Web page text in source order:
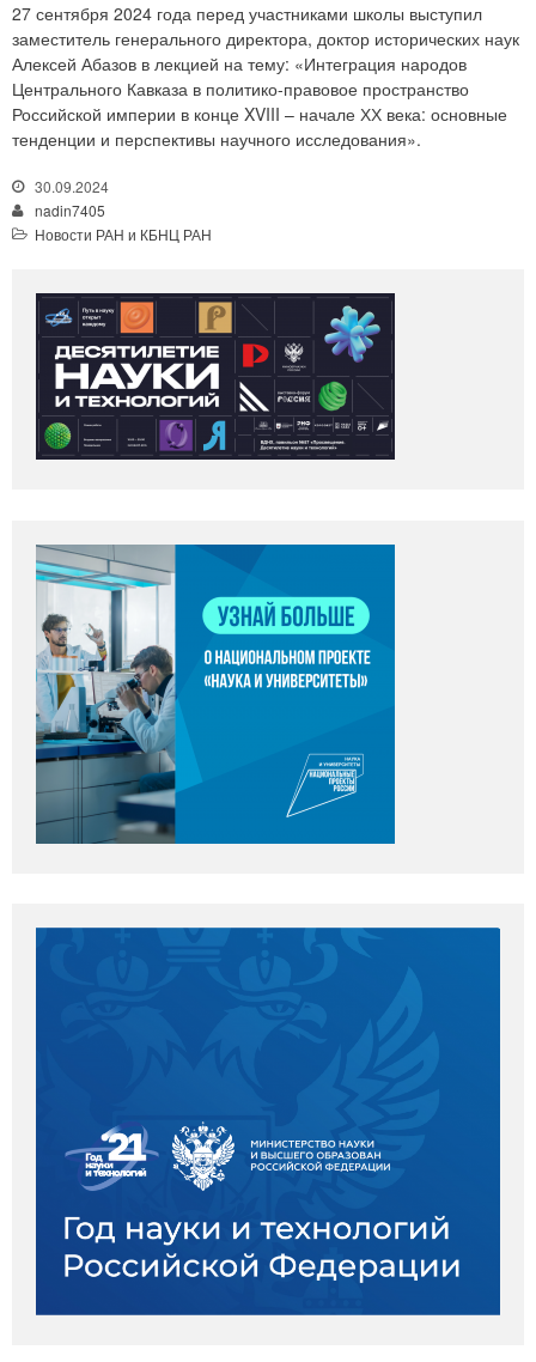
27 сентября 2024 года перед участниками школы выступил
заместитель генерального директора, доктор исторических наук
Алексей Абазов в лекцией на тему: «Интеграция народов
Центрального Кавказа в политико-правовое пространство
Российской империи в конце XVIII – начале ХХ века: основные
тенденции и перспективы научного исследования».
30.09.2024
nadin7405
Новости РАН и КБНЦ РАН